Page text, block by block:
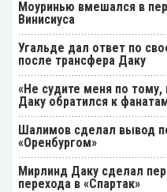
Моуринью вмешался в
Винисиуса
Угальде дал ответ по
после трансфера Даку
«Не судите меня по
Даку обратился к
Шалимов сделал вывод
«Оренбургом»
Мирлинд Даку сделал
перехода в «Спартак»